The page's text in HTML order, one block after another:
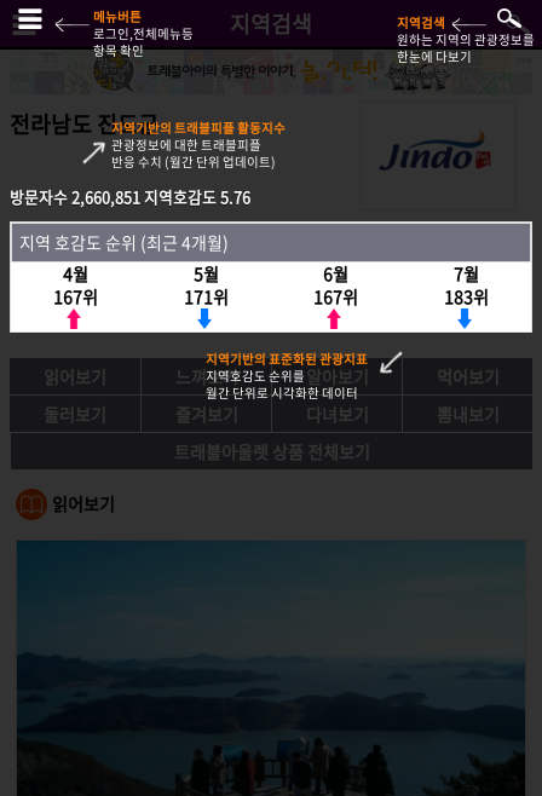
지역검색
전라남도 진도군
방문자수2,660,851지역호감도5.76
지역호감도 순위 (최근 4개월)
4월
167위
5월
171위
6월
167위
7월
183위
읽어보기 느껴보기 알아보기
먹어보기
둘러보기
즐겨보기 다녀보기
뽐내보기
트래블아울렛 상품 전체보기
읽어보기
방문자수2,660,851지역호감도5.76
지역 호감도 순위 (최근 4개월)
4월
167위
5월
171위
6월
167위
7월
183위
메뉴버튼
로그인,전체메뉴등
항목 확인
지역검색
원하는 지역의 관광정보를
한눈에 다보기
지역기반의 트래블피플 활동지수
관광정보에 대한 트래블피플
반응 수치 (월간 단위 업데이트)
지역기반의 표준화된 관광지표
지역호감도 순위를
월간 단위로 시각화한 데이터